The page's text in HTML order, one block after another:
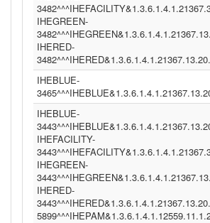
IHEGREEN-
IHERED-
IHEBLUE-
IHEBLUE-
IHEFACILITY-
IHEGREEN-
IHERED-